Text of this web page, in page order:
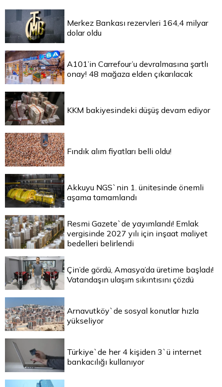
Merkez Bankası rezervleri 164,4 milyar
dolar oldu
A101’in Carrefour’u devralmasına şartlı
onay! 48 mağaza elden çıkarılacak
KKM bakiyesindeki düşüş devam ediyor
Fındık alım fiyatları belli oldu!
Akkuyu NGS`nin 1. ünitesinde önemli
aşama tamamlandı
Resmi Gazete`de yayımlandı! Emlak
vergisinde 2027 yılı için inşaat maliyet
bedelleri belirlendi
Çin’de gördü, Amasya’da üretime başladı!
Vatandaşın ulaşım sıkıntısını çözdü
Arnavutköy`de sosyal konutlar hızla
yükseliyor
Türkiye`de her 4 kişiden 3`ü internet
bankacılığı kullanıyor